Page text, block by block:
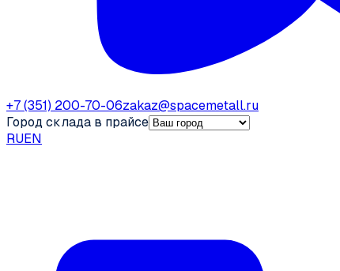
+7 (351) 200-70-06zakaz@spacemetall.ru
Город склада в прайсе
RUEN